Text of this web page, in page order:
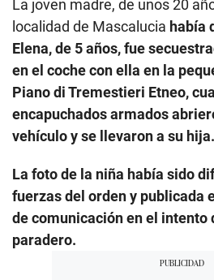
La joven madre, de unos 20
localidad de Mascalucia había
Elena, de 5 años, fue
en el coche con ella en la
Piano di Tremestieri Etneo,
encapuchados armados
vehículo y se llevaron a su hija.
La foto de la niña había sido
fuerzas del orden y publicada
de comunicación en el intento
paradero.